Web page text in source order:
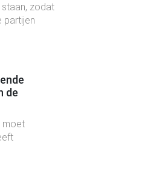
zodat
partijen
de
moet